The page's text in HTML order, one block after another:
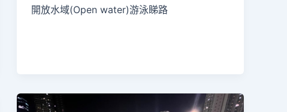
開放水域(Open water)游泳睇路